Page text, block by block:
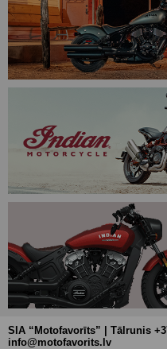
SIA “Motofavorīts” | Tālrunis
info@motofavorits.lv